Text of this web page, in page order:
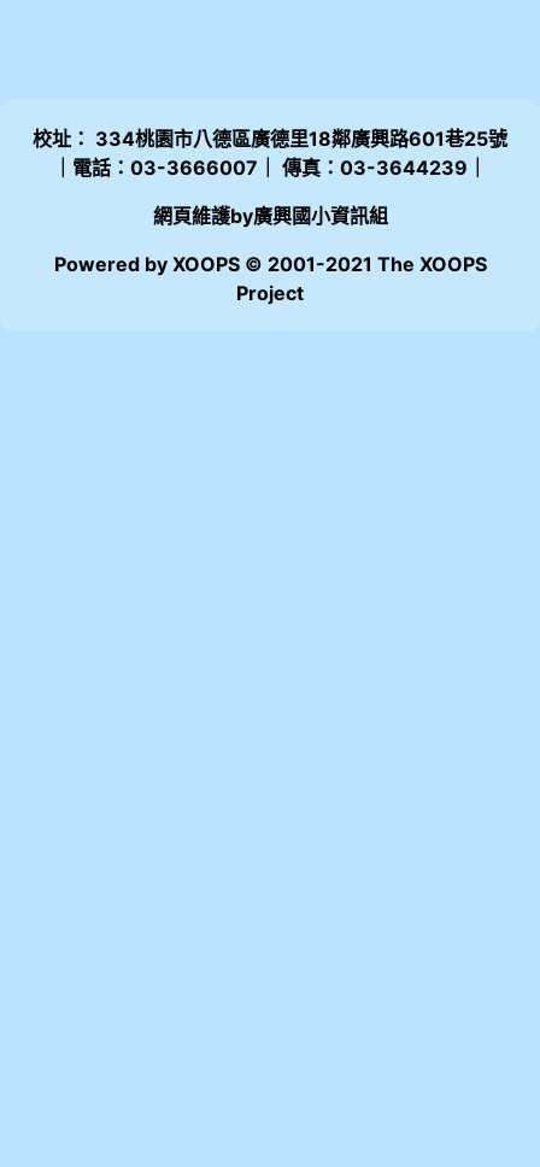
校址： 334桃園市八德區廣德里18鄰廣興路601巷25號
｜電話：03-3666007｜ 傳真：03-3644239｜
網頁維護by廣興國小資訊組
Powered by XOOPS © 2001-2021 The XOOPS
Project